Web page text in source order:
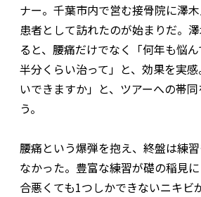
ナー。千葉市内で営む接骨院に澤
患者として訪れたのが始まりだ。
ると、腰痛だけでなく「何年も悩
半分くらい治って」と、効果を実
いできますか」と、ツアーへの帯
う。
腰痛という爆弾を抱え、終盤は練
なかった。豊富な練習が礎の稲見
合悪くても1つしかできないニキビ